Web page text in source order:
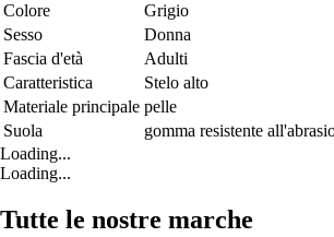
Colore
Grigio
Sesso
Donna
Fascia d'età
Adulti
Caratteristica
Stelo alto
Materiale principale pelle
Suola
gomma resistente
Loading...
Loading...
Tutte le nostre marche